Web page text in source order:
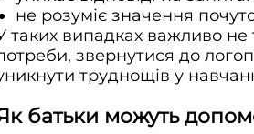
не розуміє значення
таких випадках важливо не
звернутися до
труднощів у
батьки можуть